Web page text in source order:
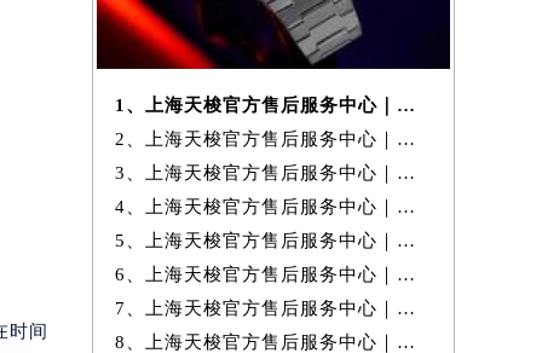
时间
1、上海天梭官方售后服务中心｜官方热线及详细网点地址权威信息公示（20
2、上海天梭官方售后服务中心｜详细地址与24小时客服电话权威信息公示
3、上海天梭官方售后服务中心｜全新官方地址及客服热线权威信息公示（20
4、上海天梭官方售后服务中心｜详细地址与售后服务电话权威信息公示（20
5、上海天梭官方售后服务中心｜完整地址与24小时售后热线权威信息公示
6、上海天梭官方售后服务中心｜官方电话和完整维修地址权威信息公示（20
7、上海天梭官方售后服务中心｜最新官方热线和24小时维修地址权威信息
8、上海天梭官方售后服务中心｜最新热线和完整地址权威信息公示（2026年